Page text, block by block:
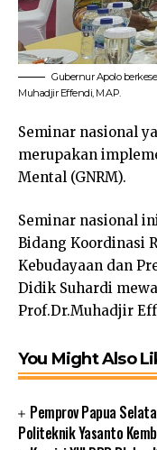
Gubernur Apolo
Muhadjir Effendi, M.AP.
Seminar nasional
merupakan
Mental (GNRM).
Seminar nasional
Bidang Koordinasi
Kebudayaan dan
Didik Suhardi
Prof.Dr.Muhadjir
You Might Also
Pemprov Papua
Politeknik Yasanto